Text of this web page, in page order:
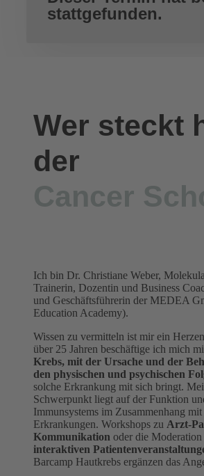
stattgefunden.
Wer steckt
der
Cancer
Ich bin Dr. Christiane Weber,
Trainerin, Dozentin und Business
und Geschäftsführerin der MEDEA
Education Academy).
Wissen zu vermitteln ist mir ein
über 25 Jahren beschäftige ich mich
Krebs, mit der Ursache und der
den physischen und psychischen
solche Erkrankung mit sich bringt.
Schwerpunkt liegt auf der Funktion
Immunsystems im Zusammenhang mit
Erkrankungen. Workshops zu Arzt-
Kommunikation oder die Moderation
interaktiven
Barcamp Hautkrebs ergänzen das